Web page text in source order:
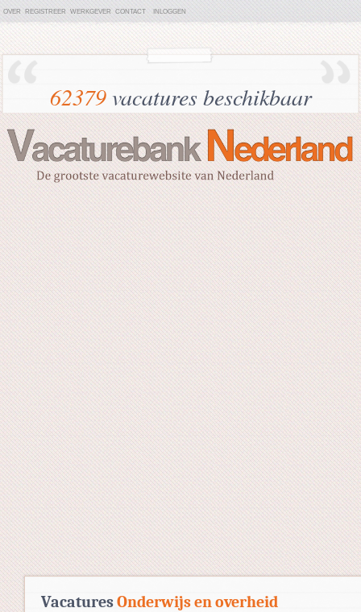
OVER REGISTREER WERKGEVER CONTACT INLOGGEN
62379vacatures beschikbaar
VacaturesOnderwijs en overheid